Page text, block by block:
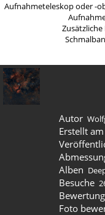
Aufnahmeteleskop oder -
Autor
Erstellt am
Alben
Besuche
Bewertung
Foto